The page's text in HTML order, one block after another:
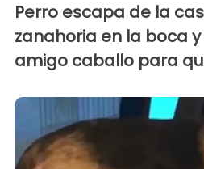
Perro escapa de la
zanahoria en la boca
amigo caballo para